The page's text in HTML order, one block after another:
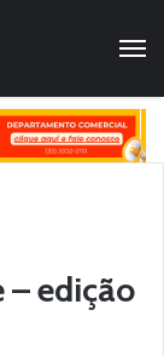
– edição